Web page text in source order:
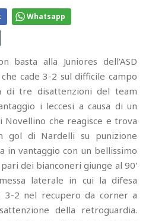
Whatsapp
basta alla Juniores dell'ASD
cade 3-2 sul difficile campo
di tre disattenzioni del team
i leccesi a causa di un
Novellino che reagisce e trova
gol di Nardelli su punizione
in vantaggio con un bellissimo
dei bianconeri giunge al 90'
laterale in cui la difesa
3-2 nel recupero da corner a
della retroguardia.